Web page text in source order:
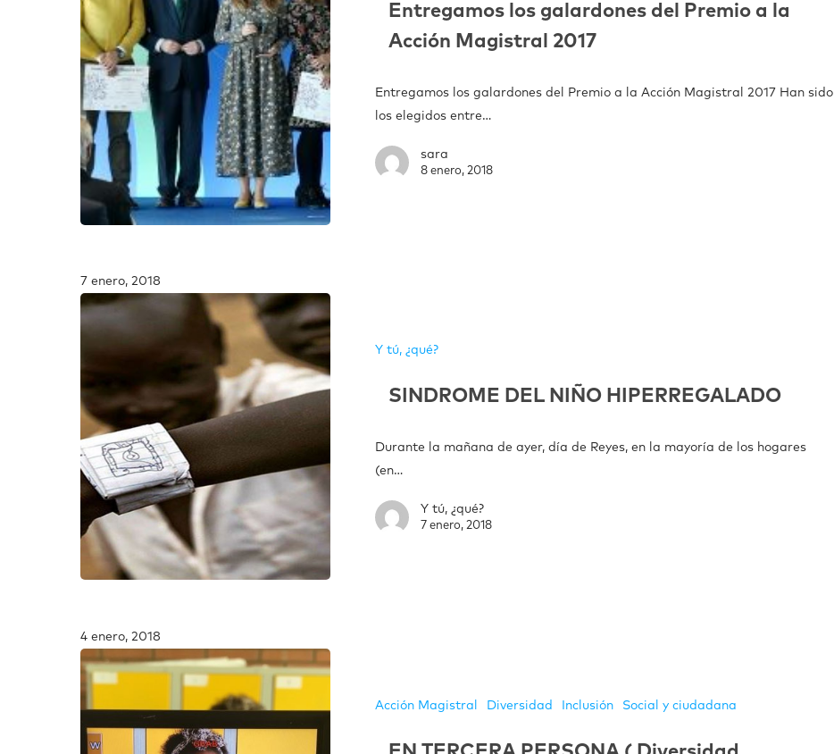
Entregamos los galardones del Premio a la
Acción Magistral 2017
Entregamos los galardones del Premio a la Acción Magistral 2017 Han sido
los elegidos entre…
sara
8 enero, 2018
7 enero, 2018
Y tú, ¿qué?
SINDROME DEL NIÑO HIPERREGALADO
Durante la mañana de ayer, día de Reyes, en la mayoría de los hogares
(en…
Y tú, ¿qué?
7 enero, 2018
4 enero, 2018
Acción Magistral Diversidad Inclusión Social y ciudadana